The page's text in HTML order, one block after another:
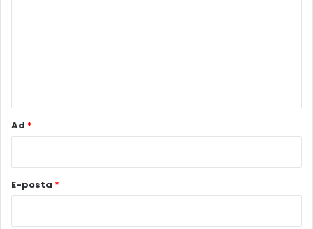
Ad *
E-posta *